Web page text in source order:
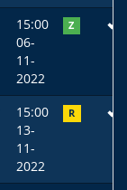
15:00
06-
11-
2022
Z
15:00
13-
11-
2022
R